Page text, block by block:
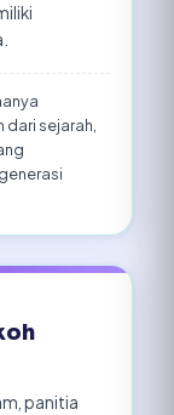
sejarah,
panitia